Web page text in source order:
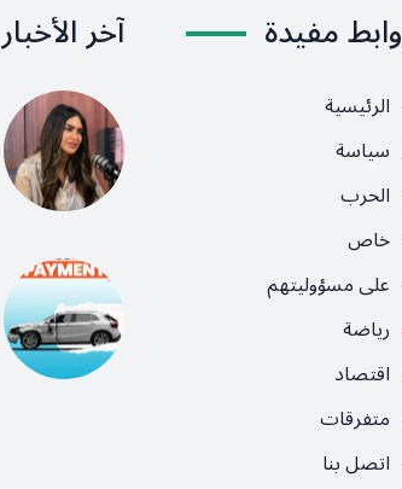
مفيدة
الرئيسية
سياسة
الحرب
خاص
على مسؤوليتهم
رياضة
اقتصاد
متفرقات
اتصل بنا
آخر الأخبار